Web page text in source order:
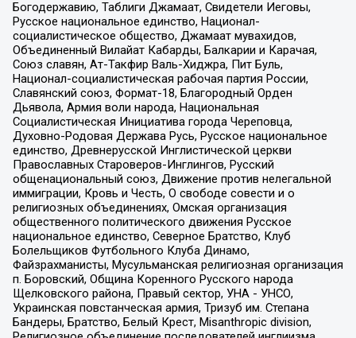
Богодержавию, Таблиги Джамаат, Свидетели Иеговы,
Русское национальное единство, Национал-
социалистическое общество, Джамаат мувахидов,
Объединенный Вилайат Кабарды, Балкарии и Карачая,
Союз славян, Ат-Такфир Валь-Хиджра, Пит Буль,
Национал-социалистическая рабочая партия России,
Славянский союз, Формат-18, Благородный Орден
Дьявола, Армия воли народа, Национальная
Социалистическая Инициатива города Череповца,
Духовно-Родовая Держава Русь, Русское национальное
единство, Древнерусской Инглистической церкви
Православных Староверов-Инглингов, Русский
общенациональный союз, Движение против нелегальной
иммиграции, Кровь и Честь, О свободе совести и о
религиозных объединениях, Омская организация
общественного политического движения Русское
национальное единство, Северное Братство, Клуб
Болельщиков Футбольного Клуба Динамо,
Файзрахманисты, Мусульманская религиозная организация
п. Боровский, Община Коренного Русского народа
Щелковского района, Правый сектор, УНА - УНСО,
Украинская повстанческая армия, Тризуб им. Степана
Бандеры, Братство, Белый Крест, Misanthropic division,